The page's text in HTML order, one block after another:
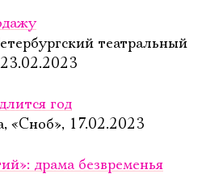
театральный
год
«Сноб», 17.02.2023
драма безвременья